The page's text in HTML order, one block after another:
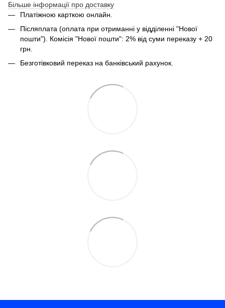
Більше інформації про доставку
Платіжною карткою онлайн.
Післяплата (оплата при отриманні у відділенні "Нової
пошти"). Комісія "Нової пошти": 2% від суми переказу + 20
грн.
Безготівковий переказ на банківський рахунок.